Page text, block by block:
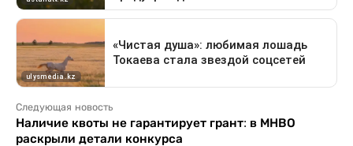
Следующая новость
Наличие квоты не гарантирует грант: в МНВО
раскрыли детали конкурса